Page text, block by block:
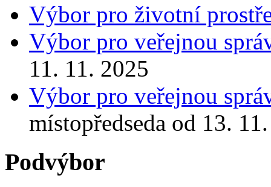
Výbor pro životní
Výbor pro veřejnou
11. 11. 2025
Výbor pro veřejnou
místopředseda od 13.
Podvýbor